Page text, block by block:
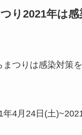
り2021年は
まつりは感染対策
年4月24日(土